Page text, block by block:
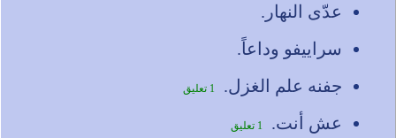
عدّى النهار.
سراييفو وداعاً.
جفنه علم الغزل.
1 تعليق
عش أنت. 1 تعليق